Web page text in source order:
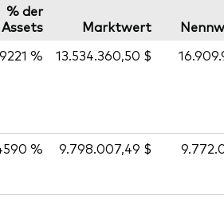
% der
Assets
Marktwert
% 13.534.360,50 $
% 9.798.007,49 $